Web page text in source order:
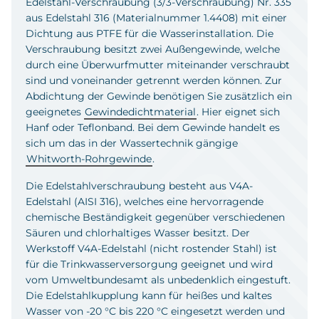
aus Edelstahl 316 (Materialnummer 1.4408) mit einer
Dichtung aus PTFE für die Wasserinstallation. Die
Verschraubung besitzt zwei Außengewinde, welche
durch eine Überwurfmutter miteinander verschraubt
sind und voneinander getrennt werden können. Zur
Abdichtung der Gewinde benötigen Sie zusätzlich ein
geeignetes Gewindedichtmaterial. Hier eignet sich
Hanf oder Teflonband. Bei dem Gewinde handelt es
sich um das in der Wassertechnik gängige
Whitworth-Rohrgewinde.
Die Edelstahlverschraubung besteht aus V4A-
Edelstahl (AISI 316), welches eine hervorragende
chemische Beständigkeit gegenüber verschiedenen
Säuren und chlorhaltiges Wasser besitzt. Der
Werkstoff V4A-Edelstahl (nicht rostender Stahl) ist
für die Trinkwasserversorgung geeignet und wird
vom Umweltbundesamt als unbedenklich eingestuft.
Die Edelstahlkupplung kann für heißes und kaltes
Wasser von -20 °C bis 220 °C eingesetzt werden und